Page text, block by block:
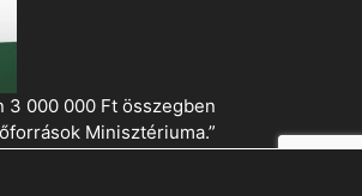
3 000 000 Ft összegben
Minisztériuma.”